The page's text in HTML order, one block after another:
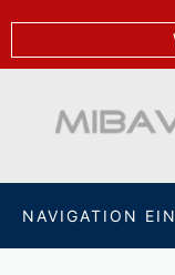
NAVIGATION